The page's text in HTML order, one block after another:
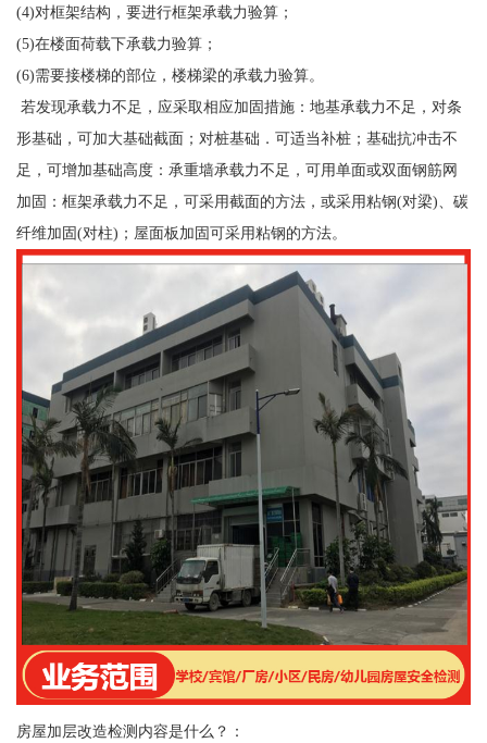
(4)对框架结构，要进行框架承载力验算；
(5)在楼面荷载下承载力验算；
(6)需要接楼梯的部位，楼梯梁的承载力验算。
若发现承载力不足，应采取相应加固措施：地基承载力不足，对条
形基础，可加大基础截面；对桩基础．可适当补桩；基础抗冲击不
足，可增加基础高度：承重墙承载力不足，可用单面或双面钢筋网
加固：框架承载力不足，可采用截面的方法，或采用粘钢(对梁)、碳
纤维加固(对柱)；屋面板加固可采用粘钢的方法。
房屋加层改造检测内容是什么？：